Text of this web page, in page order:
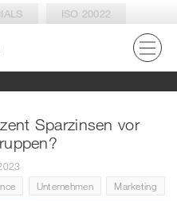
ISO 20022
Sparzinsen vor
Unternehmen Marketing